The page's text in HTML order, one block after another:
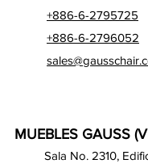
+886-6-2795725
+886-6-2796052
MUEBLES GAUSS
Sala No. 2310,